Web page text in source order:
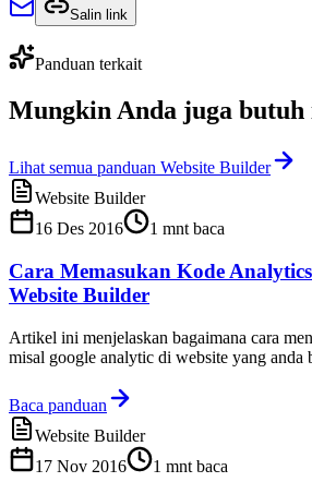
Salin link
Panduan terkait
Mungkin Anda juga butuh
Lihat semua panduan Website Builder
Website Builder
16 Des 2016
1 mnt baca
Cara Memasukan Kode
Website Builder
Artikel ini menjelaskan bagaimana cara
misal google analytic di website yang anda
Baca panduan
Website Builder
17 Nov 2016
1 mnt baca